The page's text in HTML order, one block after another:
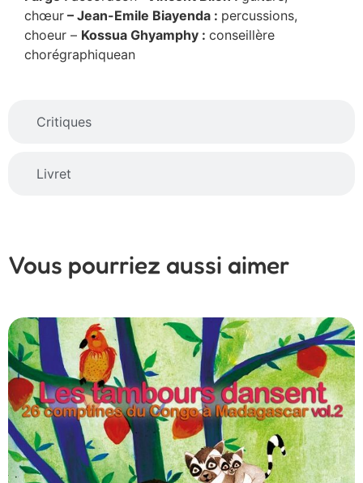
Critiques
Livret
chœur – Jean-Emile Biayenda : percussions,
choeur – Kossua Ghyamphy : conseillère
chorégraphiquean
Vous pourriez aussi aimer